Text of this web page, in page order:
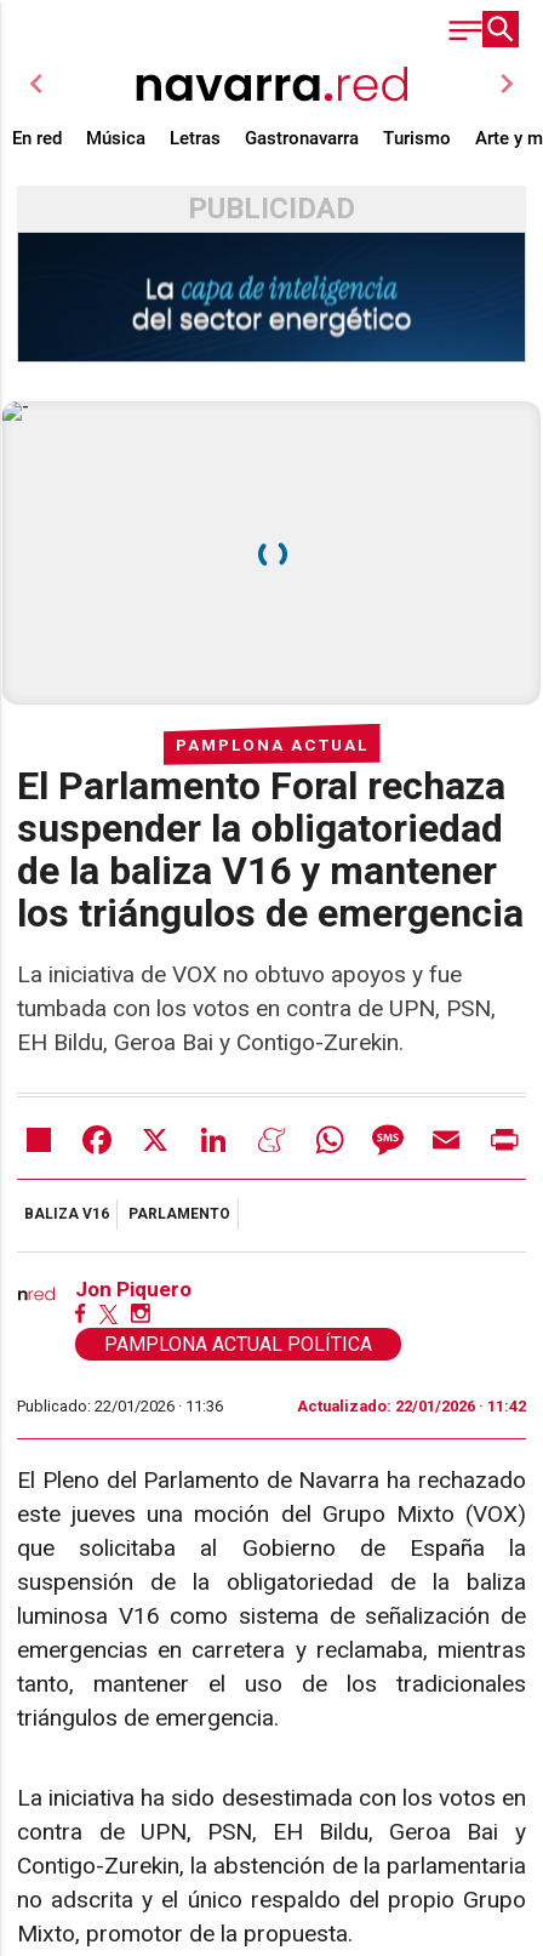
chevron_left chevron_right
En red Música Letras Gastronavarra Turismo Arte y
PUBLICIDAD
PAMPLONA ACTUAL
El Parlamento Foral rechaza
suspender la obligatoriedad
de la baliza V16 y mantener
los triángulos de emergencia
La iniciativa de VOX no obtuvo apoyos y fue
tumbada con los votos en contra de UPN, PSN,
EH Bildu, Geroa Bai y Contigo-Zurekin.
Share Facebook LinkedIn MeneameWhatsAppMessageEmail
BALIZA V16 PARLAMENTO
Jon Piquero
PAMPLONA ACTUAL POLÍTICA
Publicado: 22/01/2026 · 11:36 Actualizado: 22/01/2026 · 11:42
El Pleno del Parlamento de Navarra ha rechazado
este jueves una moción del Grupo Mixto (VOX)
que solicitaba al Gobierno de España la
suspensión de la obligatoriedad de la baliza
luminosa V16 como sistema de señalización de
emergencias en carretera y reclamaba, mientras
tanto, mantener el uso de los tradicionales
triángulos de emergencia.
La iniciativa ha sido desestimada con los votos en
contra de UPN, PSN, EH Bildu, Geroa Bai y
Contigo-Zurekin, la abstención de la parlamentaria
no adscrita y el único respaldo del propio Grupo
Mixto, promotor de la propuesta.